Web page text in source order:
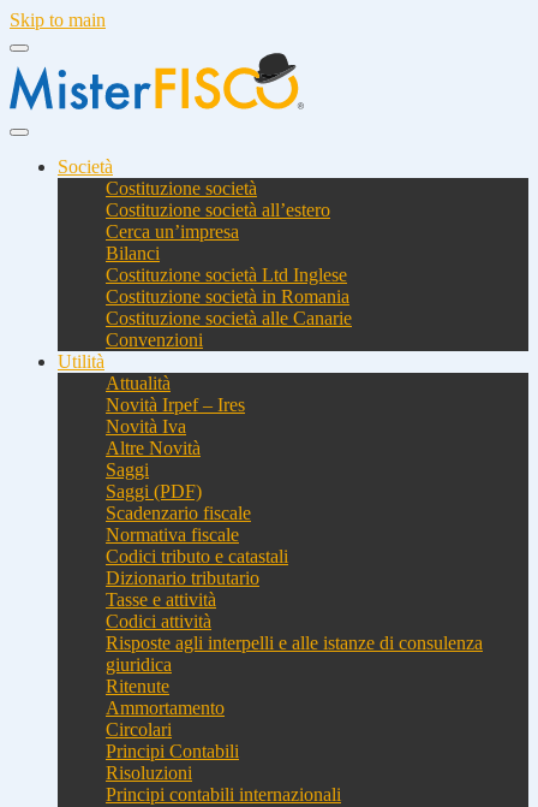
Skip to main
Società
Costituzione società
Costituzione società all’estero
Cerca un’impresa
Bilanci
Costituzione società Ltd Inglese
Costituzione società in Romania
Costituzione società alle Canarie
Convenzioni
Utilità
Attualità
Novità Irpef – Ires
Novità Iva
Altre Novità
Saggi
Saggi (PDF)
Scadenzario fiscale
Normativa fiscale
Codici tributo e catastali
Dizionario tributario
Tasse e attività
Codici attività
Risposte agli interpelli e alle istanze di consulenza
giuridica
Ritenute
Ammortamento
Circolari
Principi Contabili
Risoluzioni
Principi contabili internazionali